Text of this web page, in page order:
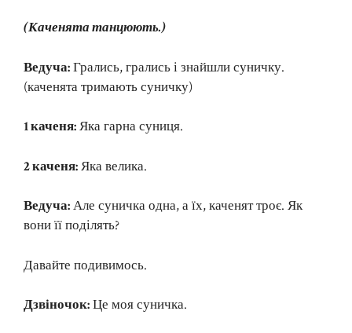
(Каченята танцюють.)
Ведуча:Грались, грались і знайшли суничку.
(каченята тримають суничку)
1 каченя:Яка гарна суниця.
2 каченя:Яка велика.
Ведуча:Але суничка одна, а їх, каченят троє. Як
вони її поділять?
Давайте подивимось.
Дзвіночок:Це моя суничка.